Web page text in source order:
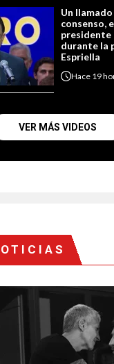
Un
consenso,
presidente
durante la
Espriella
Hace 19
VER MÁS VIDEOS